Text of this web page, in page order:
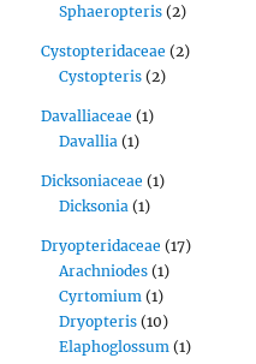
Sphaeropteris (2)
Cystopteridaceae (2)
Cystopteris (2)
Davalliaceae (1)
Davallia (1)
Dicksoniaceae (1)
Dicksonia (1)
Dryopteridaceae (17)
Arachniodes (1)
Cyrtomium (1)
Dryopteris (10)
Elaphoglossum (1)